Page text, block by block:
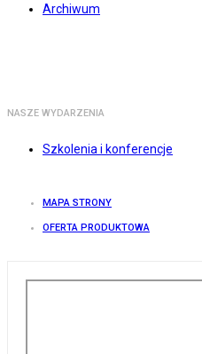
Archiwum
NASZE WYDARZENIA
Szkolenia i konferencje
MAPA STRONY
OFERTA PRODUKTOWA